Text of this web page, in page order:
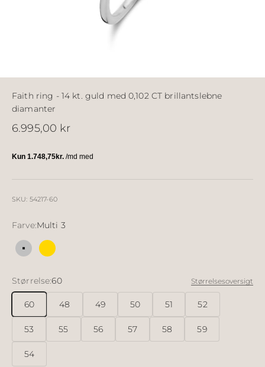
Faith ring - 14 kt. guld med 0,102 CT brillantslebne
diamanter
Salgspris
6.995,00 kr
SKU: 54217-60
Farve:Multi 3
Multi 3Multi 2
Størrelse:60 Størrelsesoversigt
60 48 49 50 51 52
53 55 56 57 58 59
54